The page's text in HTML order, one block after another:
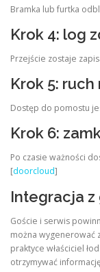
Bramka lub furtka
Krok 4: log
Przejście zostaje
Krok 5:
Dostęp do pomostu
Krok 6:
Po czasie ważności
[doorcloud]
Integracja z
Goście i serwis
można wygenerować
praktyce właściciel
otrzymywać